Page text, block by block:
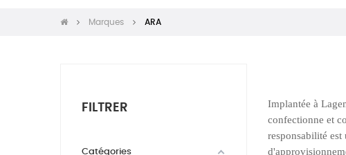
Marques ARA
FILTRER
Catégories
Implantée à
confectionne et
responsabilité